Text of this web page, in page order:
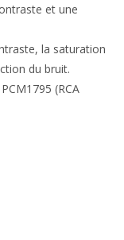
et une
la saturation
du bruit.
(RCA